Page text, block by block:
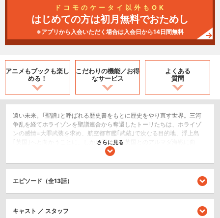
ドコモのケータイ以外もOK
はじめての方は初月無料でおためし
※アプリから入会いただく場合は入会日から14日間無料
アニメもブックも楽し
める！
こだわりの機能／お得
なサービス
よくある
質問
遠い未来。｢聖譜｣と呼ばれる歴史書をもとに歴史をやり直す世界。三河
争乱を経てホライゾンを聖譜連合から奪還したトーリたちは、ホライゾ
ンの感情=大罪武装を求め、航空都市艦｢武蔵｣で次なる目的地、浮上島
｢英国｣へと向かうことに。しかし同じ頃、英国とのアルマダ海戦に向
け、三征西班牙も行動を開始していた…。妖精女王の統べる英国で、トー
恋愛/ラブコメ
さらに見る
エピソード（全13話）
キャスト ／ スタッフ